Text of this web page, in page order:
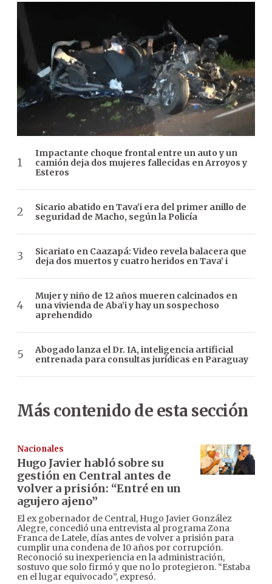
Impactante choque frontal entre un auto y un
camión deja dos mujeres fallecidas en Arroyos y
Esteros
Sicario abatido en Tava’i era del primer anillo de
seguridad de Macho, según la Policía
Sicariato en Caazapá: Video revela balacera que
deja dos muertos y cuatro heridos en Tava’ i
Mujer y niño de 12 años mueren calcinados en
una vivienda de Aba’i y hay un sospechoso
aprehendido
Abogado lanza el Dr. IA, inteligencia artificial
entrenada para consultas jurídicas en Paraguay
Más contenido de esta sección
Nacionales
Hugo Javier habló sobre su
gestión en Central antes de
volver a prisión: “Entré en un
agujero ajeno”
El ex gobernador de Central, Hugo Javier González
Alegre, concedió una entrevista al programa Zona
Franca de Latele, días antes de volver a prisión para
cumplir una condena de 10 años por corrupción.
Reconoció su inexperiencia en la administración,
sostuvo que solo firmó y que no lo protegieron. “Estaba
en el lugar equivocado”, expresó.